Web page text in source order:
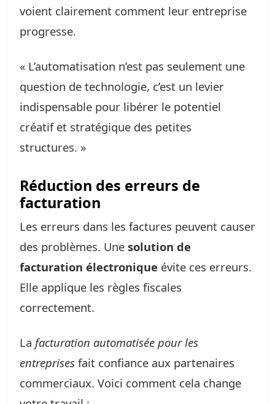
voient clairement comment leur entreprise
progresse.
« L’automatisation n’est pas seulement une
question de technologie, c’est un levier
indispensable pour libérer le potentiel
créatif et stratégique des petites
structures. »
Réduction des erreurs de
facturation
Les erreurs dans les factures peuvent causer
des problèmes. Une solution de
facturation électronique évite ces erreurs.
Elle applique les règles fiscales
correctement.
La facturation automatisée pour les
entreprises fait confiance aux partenaires
commerciaux. Voici comment cela change